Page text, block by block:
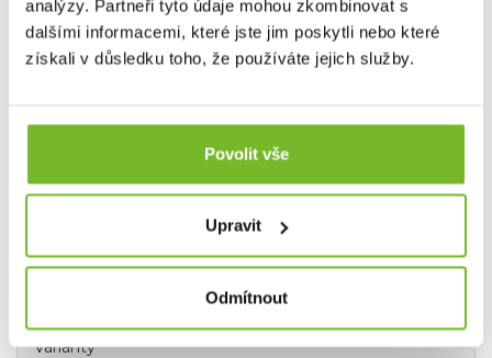
analýzy. Partneři tyto údaje mohou zkombinovat s
dalšími informacemi, které jste jim poskytli nebo které
získali v důsledku toho, že používáte jejich služby.
Povolit vše
Upravit
Odmítnout
Délka nástroje (zavřený): 12.7 cm
NÁSTROJE
Skládací lékařské nůžky z oceli 420HC
Řezák bezpečnostních pásů
Klíč na kyslíkové láhve
Nástroj na rozbití skla z karbidu wolframu (extrémně
Varianty